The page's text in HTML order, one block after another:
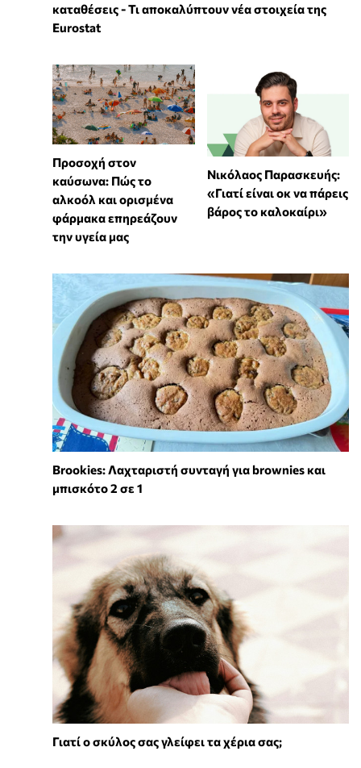
καταθέσεις - Τι αποκαλύπτουν νέα στοιχεία της
Eurostat
Προσοχή στον
καύσωνα: Πώς το
αλκοόλ και ορισμένα
φάρμακα επηρεάζουν
την υγεία μας
Νικόλαος Παρασκευής:
«Γιατί είναι οκ να πάρεις
βάρος το καλοκαίρι»
Brookies: Λαχταριστή συνταγή για brownies και
μπισκότο 2 σε 1
Γιατί ο σκύλος σας γλείφει τα χέρια σας;